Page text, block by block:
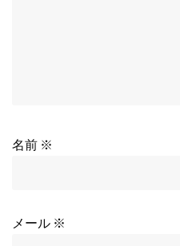
名前 ※
メール ※